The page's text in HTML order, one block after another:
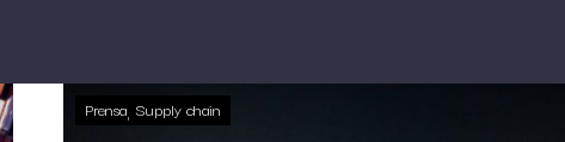
Prensa Supply chain